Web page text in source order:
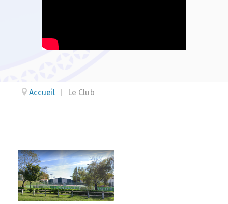
Accueil Le Club